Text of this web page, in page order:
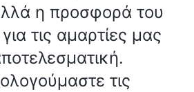
η προσφορά του
τις αμαρτίες μας
τις